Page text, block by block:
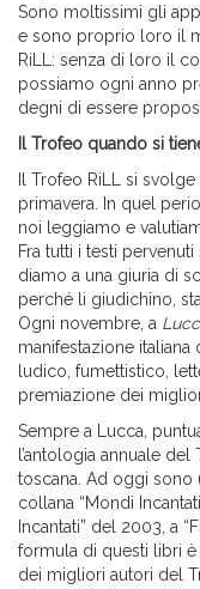
Sono moltissimi gli
e sono proprio loro il
RiLL: senza di loro il
possiamo ogni anno
degni di essere
Il Trofeo quando si
Il Trofeo RiLL si
primavera. In quel
noi leggiamo e
Fra tutti i testi
diamo a una giuria di
perché li giudichino,
Ogni novembre, a
manifestazione italiana
ludico, fumettistico,
premiazione dei
Sempre a Lucca,
l’antologia annuale
toscana. Ad oggi
collana “Mondi
Incantati” del 2003, a
formula di questi libri è
dei migliori autori del